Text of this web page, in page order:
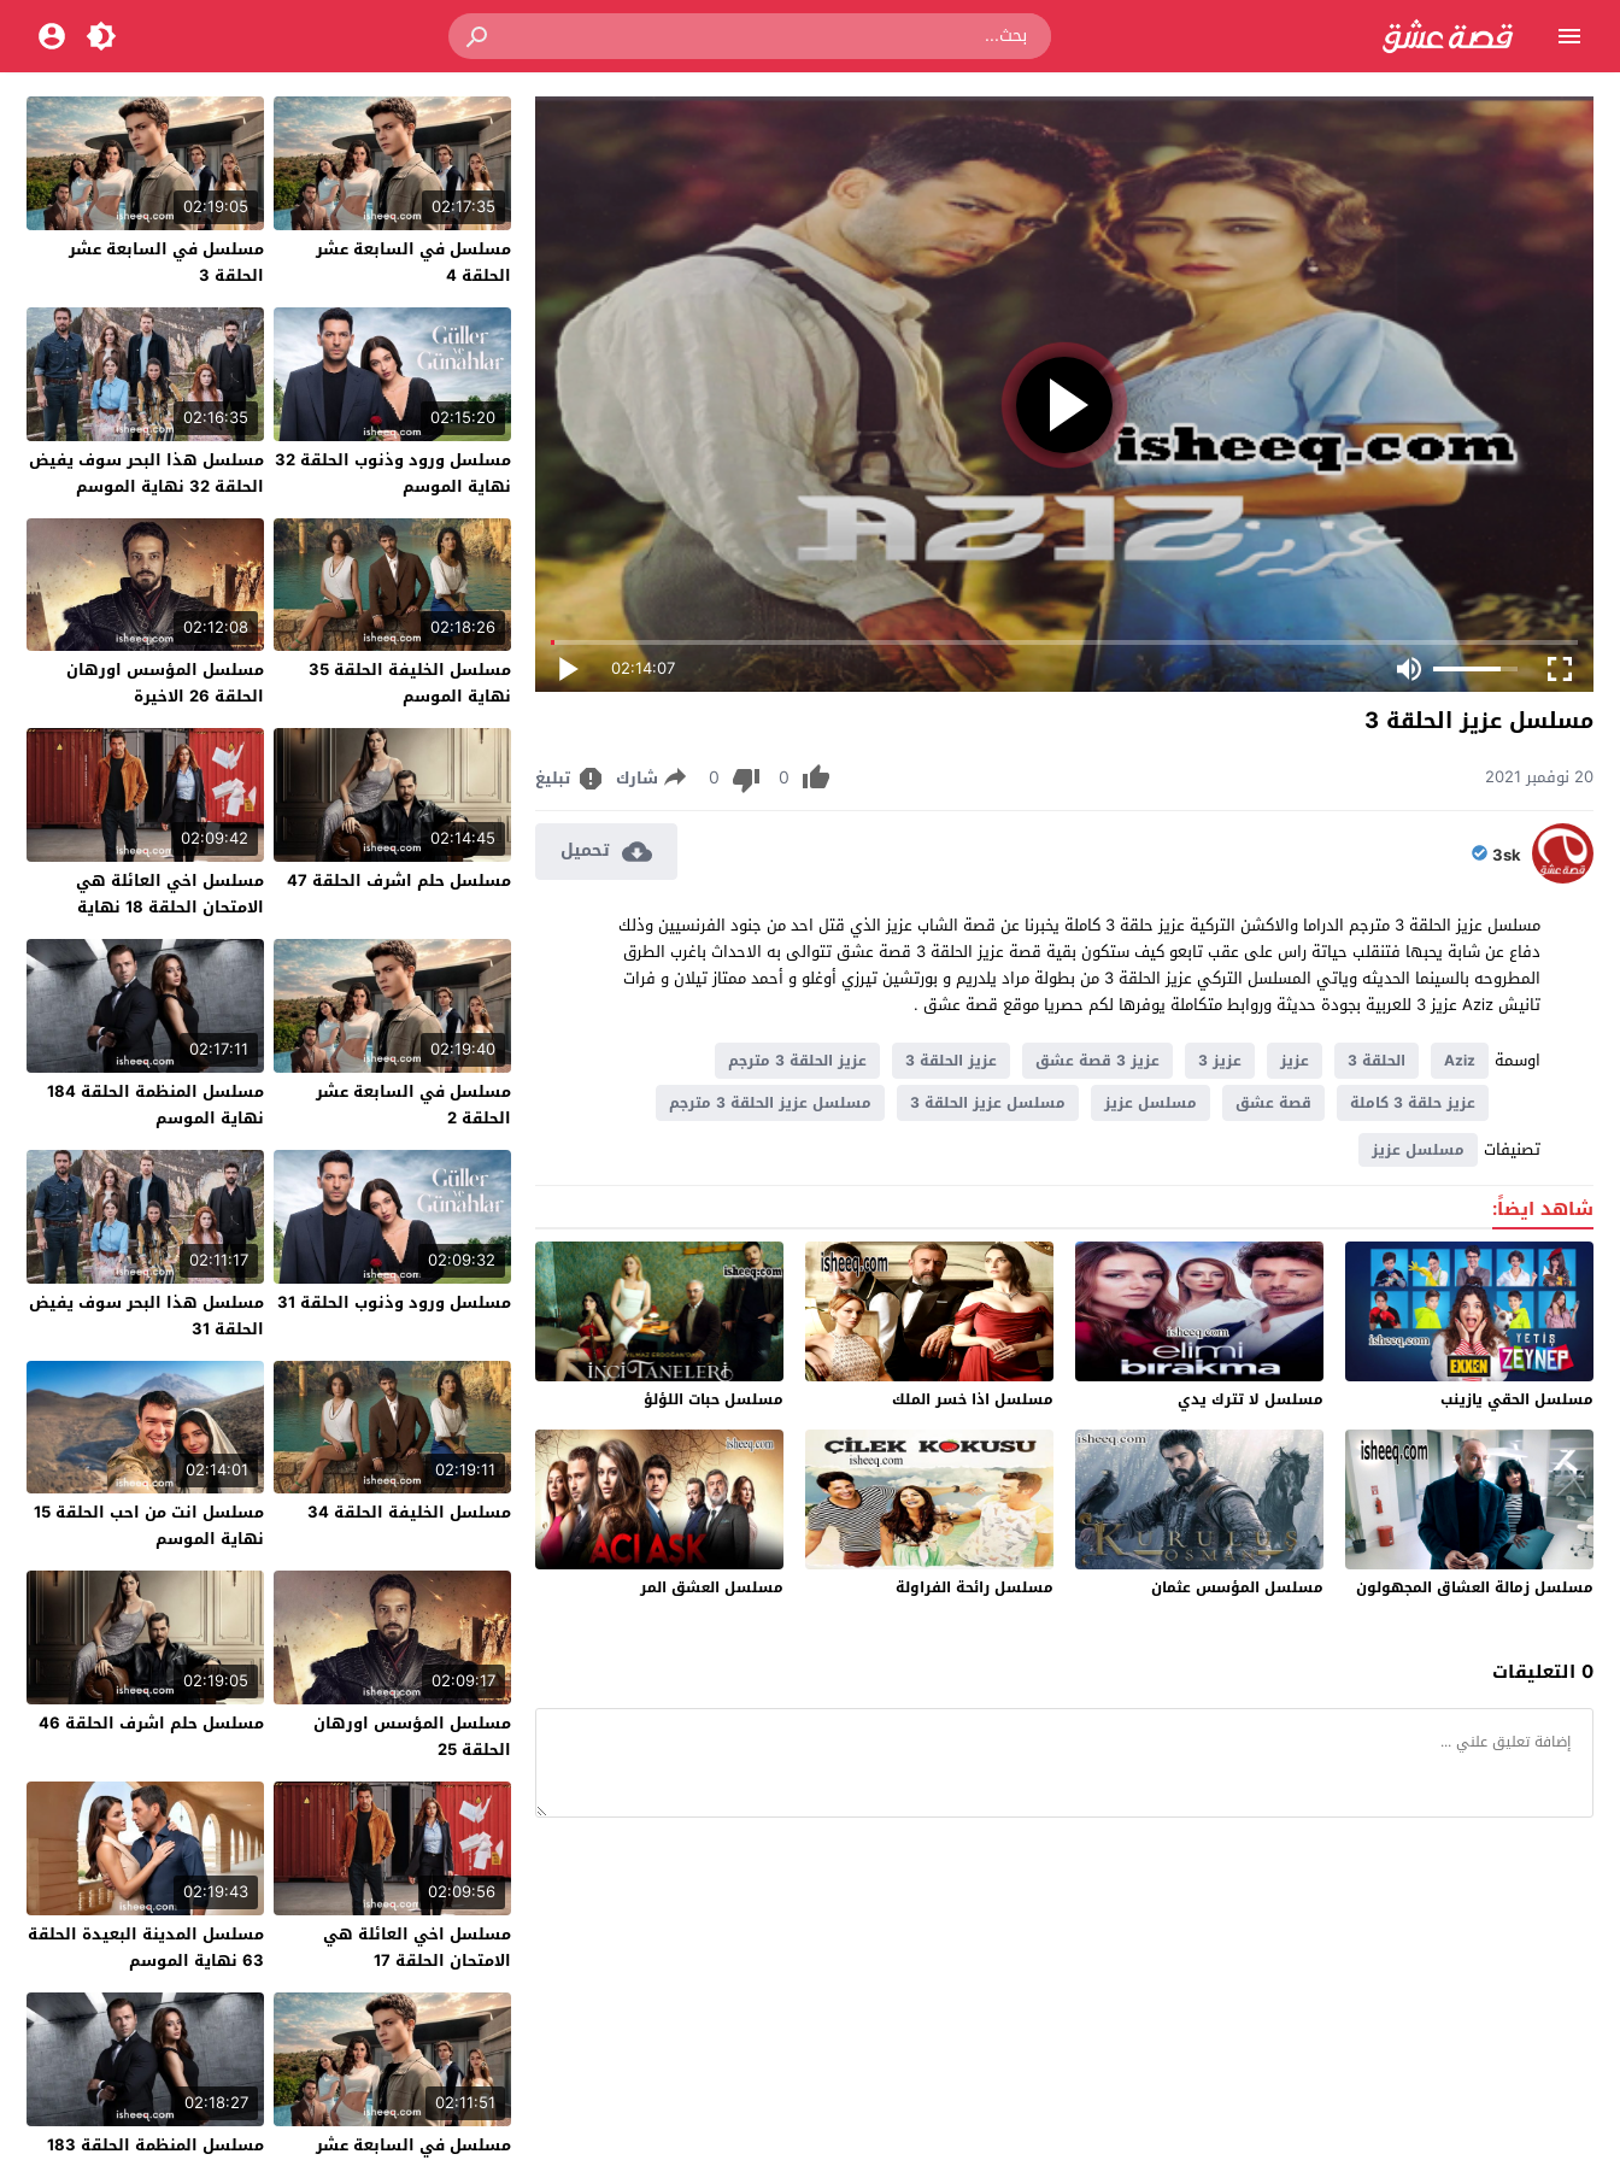
02:14:07
مسلسل عزيز الحلقة 3
20 نوفمبر 2021 0
0 شارك تبليغ
3sk تحميل
مسلسل عزيز الحلقة 3 مترجم الدراما والاكشن التركية عزيز حلقة 3 كاملة يخبرنا عن قصة الشاب عزيز الذي قتل احد من جنود الفرنسيين وذلك
دفاع عن شابة يحبها فتنقلب حياتة راس على عقب تابعو كيف ستكون بقية قصة عزيز الحلقة 3 قصة عشق تتوالى به الاحداث باغرب الطرق
المطروحه بالسينما الحديثه وياتي المسلسل التركي عزيز الحلقة 3 من بطولة مراد يلدريم و بورتشين تيرزي أوغلو و أحمد ممتاز تيلان و فرات
تانيش Aziz عزيز 3 للعربية بجودة حديثة وروابط متكاملة يوفرها لكم حصريا موقع قصة عشق .
اوسمة
Aziz الحلقة 3 عزيز عزيز 3 عزيز 3 قصة عشق عزيز الحلقة 3
عزيز الحلقة 3 مترجم
عزيز حلقة 3 كاملة
قصة عشق مسلسل عزيز مسلسل عزيز الحلقة 3 مسلسل عزيز الحلقة 3 مترجم
تصنيفات مسلسل عزيز
شاهد ايضاً:
مسلسل الحقي يازينب مسلسل لا تترك يدي مسلسل اذا خسر الملك مسلسل حبات اللؤلؤ
مسلسل زمالة العشاق المجهولون مسلسل المؤسس عثمان مسلسل رائحة الفراولة مسلسل العشق المر
0 التعليقات
02:17:35
مسلسل في السابعة عشر
الحلقة 4
02:19:05
مسلسل في السابعة عشر
الحلقة 3
02:15:20
مسلسل ورود وذنوب الحلقة 32
نهاية الموسم
02:16:35
مسلسل هذا البحر سوف يفيض
الحلقة 32 نهاية الموسم
02:18:26
مسلسل الخليفة الحلقة 35
نهاية الموسم
02:12:08
مسلسل المؤسس اورهان
الحلقة 26 الاخيرة
02:14:45
مسلسل حلم اشرف الحلقة 47
02:09:42
مسلسل اخي العائلة هي
الامتحان الحلقة 18 نهاية
الموسم
02:19:40
مسلسل في السابعة عشر
الحلقة 2
02:17:11
مسلسل المنظمة الحلقة 184
نهاية الموسم
02:09:32
مسلسل ورود وذنوب الحلقة 31
02:11:17
مسلسل هذا البحر سوف يفيض
الحلقة 31
02:19:11
مسلسل الخليفة الحلقة 34
02:14:01
مسلسل انت من احب الحلقة 15
نهاية الموسم
02:09:17
مسلسل المؤسس اورهان
الحلقة 25
02:19:05
مسلسل حلم اشرف الحلقة 46
02:09:56
مسلسل اخي العائلة هي
الامتحان الحلقة 17
02:19:43
مسلسل المدينة البعيدة الحلقة
63 نهاية الموسم
02:11:51
مسلسل في السابعة عشر
02:18:27
مسلسل المنظمة الحلقة 183